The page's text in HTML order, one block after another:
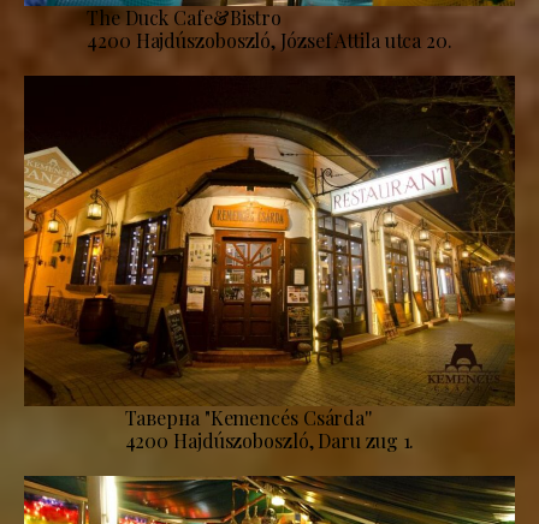
The Duck Cafe&Bistro
4200 Hajdúszoboszló, József Attila utca 20.
Таверна "Kemencés Csárda''
4200 Hajdúszoboszló, Daru zug 1.